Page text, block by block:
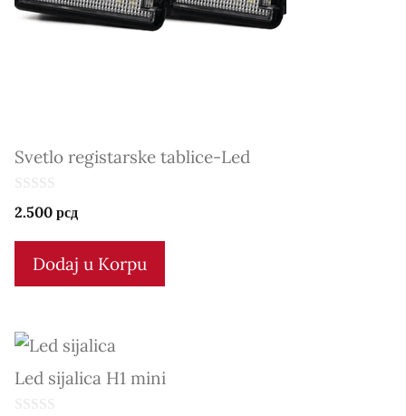
Svetlo registarske tablice-Led
0
o
5
2.500 рсд
Dodaj u Korpu
Led sijalica H1 mini